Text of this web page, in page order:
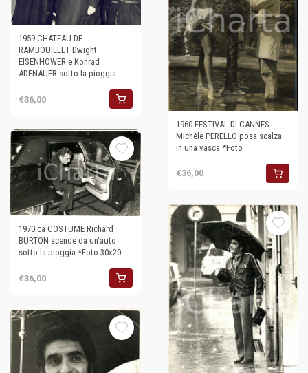
1959 CHATEAU DE
RAMBOUILLET Dwight
EISENHOWER e Konrad
ADENAUER sotto la pioggia
€36,00
1960 FESTIVAL DI CANNES
Michèle PERELLO posa scalza
in una vasca *Foto
€36,00
1970 ca COSTUME Richard
BURTON scende da un'auto
sotto la pioggia *Foto 30x20
€36,00